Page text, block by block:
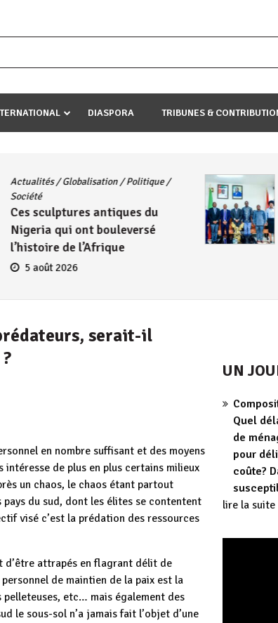
wawe canke igihugu cakwibarutse .Wewe uri
DIASPORA TRIBUNES &
Actualités/Globalisation/Politique/
Société
Ces sculptures antiques du
Nigeria qui ont bouleversé
l’histoire de l’Afrique
5 août 2026
serait-il
en nombre suffisant et des moyens
de plus en plus certains milieux
un chaos, le chaos étant partout
du sud, dont les élites se contentent
visé c’est la prédation des ressources
d’être attrapés en flagrant délit de
de maintien de la paix est la
etc… mais également des
le sous-sol n’a jamais fait l’objet d’une
UN
Quel
de
pour
coûte?
lire la suite